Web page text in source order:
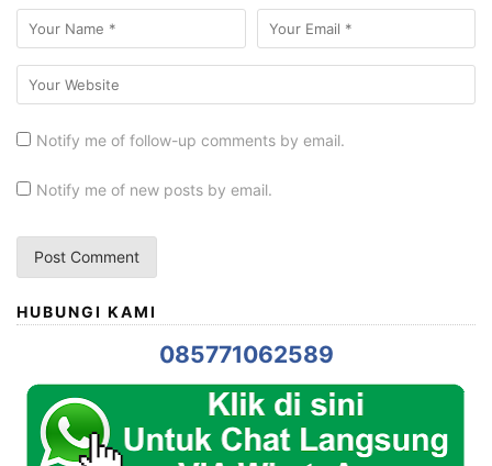
Notify me of follow-up comments by email.
Notify me of new posts by email.
HUBUNGI KAMI
085771062589